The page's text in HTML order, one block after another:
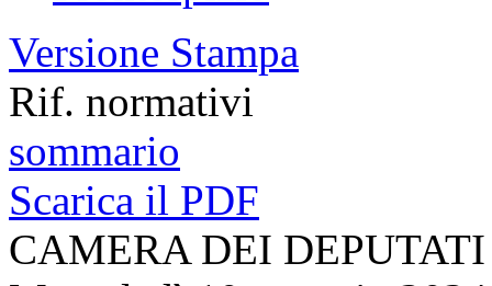
Versione Stampa
Rif. normativi
sommario
Scarica il PDF
CAMERA DEI DEPUTATI